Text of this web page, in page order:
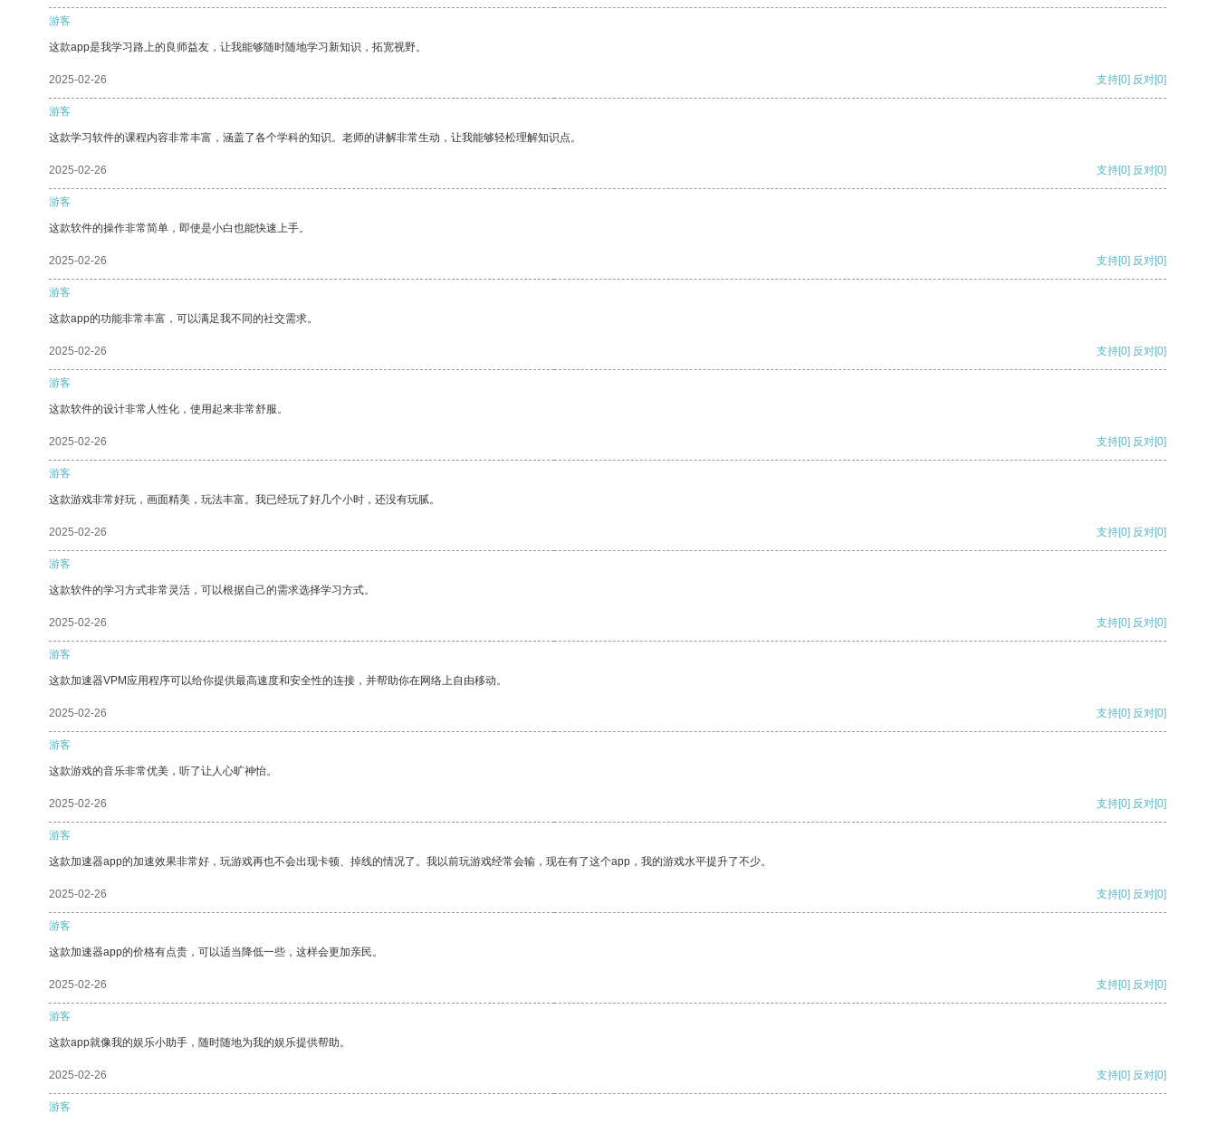
游客
这款app是我学习路上的良师益友，让我能够随时随地学习新知识，拓宽视野。
2025-02-26 支持[0] 反对[0]
游客
这款学习软件的课程内容非常丰富，涵盖了各个学科的知识。老师的讲解非常生动，让我能够轻松理解知识点。
2025-02-26 支持[0] 反对[0]
游客
这款软件的操作非常简单，即使是小白也能快速上手。
2025-02-26 支持[0] 反对[0]
游客
这款app的功能非常丰富，可以满足我不同的社交需求。
2025-02-26 支持[0] 反对[0]
游客
这款软件的设计非常人性化，使用起来非常舒服。
2025-02-26 支持[0] 反对[0]
游客
这款游戏非常好玩，画面精美，玩法丰富。我已经玩了好几个小时，还没有玩腻。
2025-02-26 支持[0] 反对[0]
游客
这款软件的学习方式非常灵活，可以根据自己的需求选择学习方式。
2025-02-26 支持[0] 反对[0]
游客
这款加速器VPM应用程序可以给你提供最高速度和安全性的连接，并帮助你在网络上自由移动。
2025-02-26 支持[0] 反对[0]
游客
这款游戏的音乐非常优美，听了让人心旷神怡。
2025-02-26 支持[0] 反对[0]
游客
这款加速器app的加速效果非常好，玩游戏再也不会出现卡顿、掉线的情况了。我以前玩游戏经常会输，现在有了这个app，我的游戏水平提升了不少。
2025-02-26 支持[0] 反对[0]
游客
这款加速器app的价格有点贵，可以适当降低一些，这样会更加亲民。
2025-02-26 支持[0] 反对[0]
游客
这款app就像我的娱乐小助手，随时随地为我的娱乐提供帮助。
2025-02-26 支持[0] 反对[0]
游客